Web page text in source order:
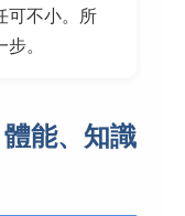
可不小。所
。
能、知識